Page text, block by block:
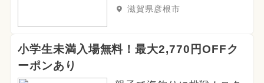
滋賀県彦根市
小学生未満入場無料！最大2,770円OFFク
ーポンあり